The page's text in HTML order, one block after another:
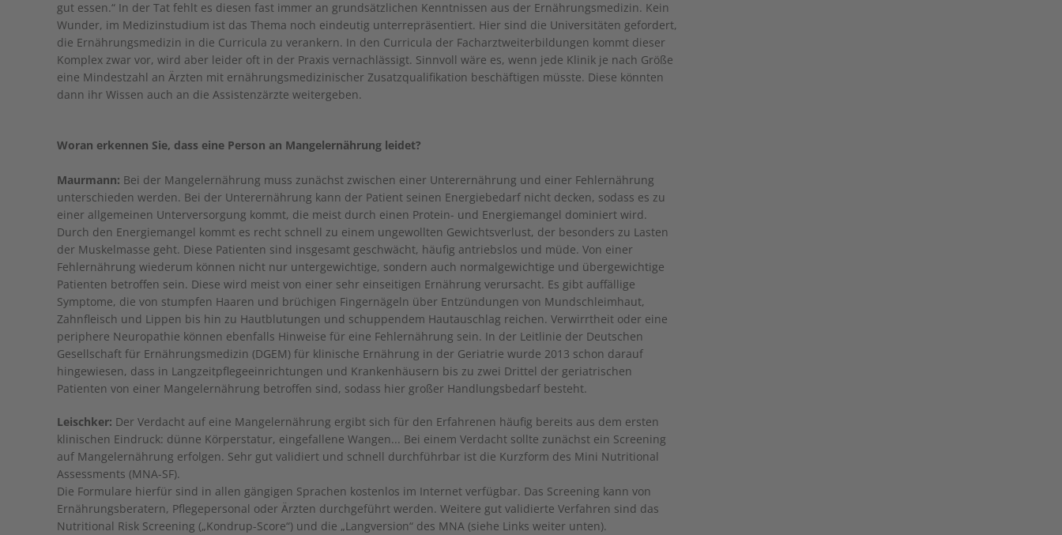
gut essen.“ In der Tat fehlt es diesen fast immer an grundsätzlichen Kenntnissen aus der Ernährungsmedizin. Kein
Wunder, im Medizinstudium ist das Thema noch eindeutig unterrepräsentiert. Hier sind die Universitäten gefordert,
die Ernährungsmedizin in die Curricula zu verankern. In den Curricula der Facharztweiterbildungen kommt dieser
Komplex zwar vor, wird aber leider oft in der Praxis vernachlässigt. Sinnvoll wäre es, wenn jede Klinik je nach Größe
eine Mindestzahl an Ärzten mit ernährungsmedizinischer Zusatzqualifikation beschäftigen müsste. Diese könnten
dann ihr Wissen auch an die Assistenzärzte weitergeben.
Woran erkennen Sie, dass eine Person an Mangelernährung leidet?
Maurmann: Bei der Mangelernährung muss zunächst zwischen einer Unterernährung und einer Fehlernährung
unterschieden werden. Bei der Unterernährung kann der Patient seinen Energiebedarf nicht decken, sodass es zu
einer allgemeinen Unterversorgung kommt, die meist durch einen Protein- und Energiemangel dominiert wird.
Durch den Energiemangel kommt es recht schnell zu einem ungewollten Gewichtsverlust, der besonders zu Lasten
der Muskelmasse geht. Diese Patienten sind insgesamt geschwächt, häufig antriebslos und müde. Von einer
Fehlernährung wiederum können nicht nur untergewichtige, sondern auch normalgewichtige und übergewichtige
Patienten betroffen sein. Diese wird meist von einer sehr einseitigen Ernährung verursacht. Es gibt auffällige
Symptome, die von stumpfen Haaren und brüchigen Fingernägeln über Entzündungen von Mundschleimhaut,
Zahnfleisch und Lippen bis hin zu Hautblutungen und schuppendem Hautauschlag reichen. Verwirrtheit oder eine
periphere Neuropathie können ebenfalls Hinweise für eine Fehlernährung sein. In der Leitlinie der Deutschen
Gesellschaft für Ernährungsmedizin (DGEM) für klinische Ernährung in der Geriatrie wurde 2013 schon darauf
hingewiesen, dass in Langzeitpflegeeinrichtungen und Krankenhäusern bis zu zwei Drittel der geriatrischen
Patienten von einer Mangelernährung betroffen sind, sodass hier großer Handlungsbedarf besteht.
Leischker: Der Verdacht auf eine Mangelernährung ergibt sich für den Erfahrenen häufig bereits aus dem ersten
klinischen Eindruck: dünne Körperstatur, eingefallene Wangen... Bei einem Verdacht sollte zunächst ein Screening
auf Mangelernährung erfolgen. Sehr gut validiert und schnell durchführbar ist die Kurzform des Mini Nutritional
Assessments (MNA-SF).
Die Formulare hierfür sind in allen gängigen Sprachen kostenlos im Internet verfügbar. Das Screening kann von
Ernährungsberatern, Pflegepersonal oder Ärzten durchgeführt werden. Weitere gut validierte Verfahren sind das
Nutritional Risk Screening („Kondrup-Score“) und die „Langversion“ des MNA (siehe Links weiter unten).